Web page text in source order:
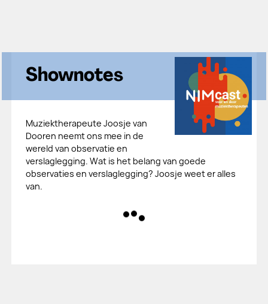
Shownotes
Muziektherapeute Joosje van
Dooren neemt ons mee in de
wereld van observatie en
verslaglegging. Wat is het belang van goede
observaties en verslaglegging? Joosje weet er alles
van.